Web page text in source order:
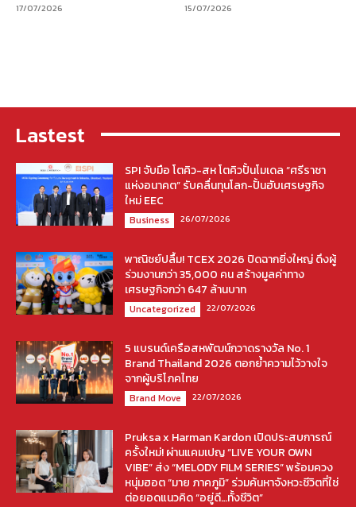
17/07/2026 15/07/2026
Lastest
SPI จับมือ โตคิว-สห โตคิวปั้นโมเดล “ศรีราชา
แห่งอนาคต” รับคลื่นทุนโลก-ปั้นฮับเศรษฐกิจ
ใหม่ EEC
Business 26/07/2026
พาณิชย์ปลื้ม! TCEX 2026 ปิดฉากยิ่งใหญ่ ดึงผู้
ร่วมงานกว่า 35,000 คน สร้างมูลค่าทาง
เศรษฐกิจกว่า 647 ล้านบาท
Uncategorized 22/07/2026
5 แบรนด์เครือสหพัฒน์กวาดรางวัล No. 1
Brand Thailand 2026 ตอกย้ำความไว้วางใจ
จากผู้บริโภคไทย
Brand Move 22/07/2026
Pruksa x Harman Kardon เปิดประสบการณ์
ครั้งใหม่! ผ่านแคมเปญ “LIVE YOUR OWN
VIBE” ส่ง “MELODY FILM SERIES” พร้อมควง
หนุ่มฮอต “มาย ภาคภูมิ” ร่วมค้นหาจังหวะชีวิตที่ใช่
ต่อยอดแนวคิด “อยู่ดี…ทั้งชีวิต”